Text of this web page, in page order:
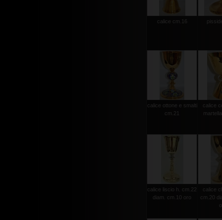
calice cm.16
calice ottone e smalti
cm.21
calice
calice liscio h. cm.22
diam. cm.10 oro
calice
cm.20